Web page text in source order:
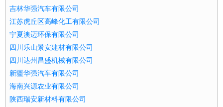
吉林华强汽车有限公司
江苏虎丘区高峰化工有限公司
宁夏澳迈环保有限公司
四川乐山景安建材有限公司
四川达州昌盛机械有限公司
新疆华强汽车有限公司
海南兴源农业有限公司
陕西瑞安新材料有限公司